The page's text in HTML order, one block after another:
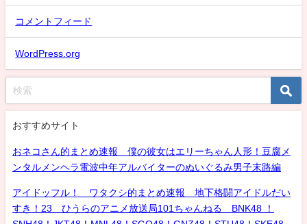
コメントフィード
WordPress.org
おすすめサイト
おネコさん的まとめ速報 僕の彼女はエリーちゃん人形！豆腐メ
ンタルメンヘラ電波中年アルバイターのぬいぐるみ男子末路編
アイドッフル！ ワタクシ的まとめ速報 地下格闘アイドルだい
すき！23 ひうらのアニメ放送局101ちゃんねる BNK48 ！